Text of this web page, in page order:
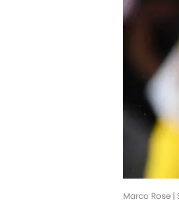
Marco Rose